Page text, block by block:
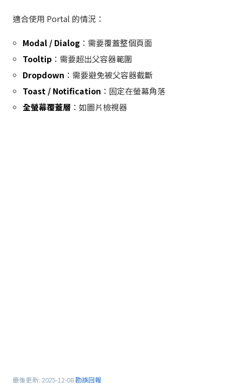
適合使用 Portal 的情況：
Modal / Dialog ：需要覆蓋整個頁面
Tooltip ：需要超出父容器範圍
Dropdown ：需要避免被父容器截斷
Toast / Notification ：固定在螢幕角落
全螢幕覆蓋層 ：如圖片檢視器
最後更新: 2025-12-08勘誤回報